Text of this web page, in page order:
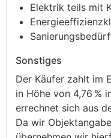
Elektrik teils mit
Sonstiges
Der Käufer zahlt im
in Höhe von 4,76 %
errechnet sich aus
Da wir